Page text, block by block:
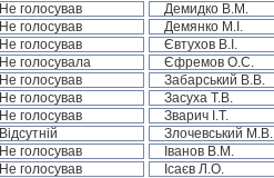
Не голосував Демидко В.М.
Не голосував Демянко М.І.
Не голосував Євтухов В.І.
Не голосувала Єфремов О.С.
Не голосував Забарський В.В.
Не голосував Засуха Т.В.
Не голосував Зварич І.Т.
Відсутній Злочевський М.В.
Не голосував Іванов В.М.
Не голосував Ісаєв Л.О.